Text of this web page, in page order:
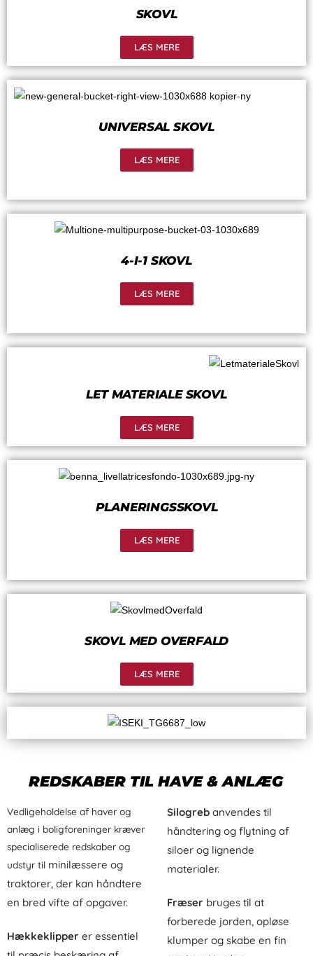
SKOVL
LÆS MERE
UNIVERSAL SKOVL
LÆS MERE
4-I-1 SKOVL
LÆS MERE
LET MATERIALE SKOVL
LÆS MERE
PLANERINGSSKOVL
LÆS MERE
SKOVL MED OVERFALD
LÆS MERE
REDSKABER TIL HAVE & ANLÆG
Vedligeholdelse af haver og
anlæg i boligforeninger kræver
specialiserede redskaber og
udstyr til minilæssere og
traktorer, der kan håndtere
en bred vifte af opgaver.
Hækkeklipper er essentiel
Silogreb anvendes til
håndtering og flytning af
siloer og lignende
materialer.
Fræser bruges til at
forberede jorden, opløse
klumper og skabe en fin